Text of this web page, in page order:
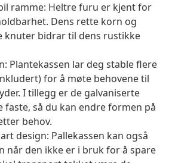
ramme: Heltre furu er kjent for
Dens rette korn og
knuter bidrar til dens rustikke
Plantekassen lar deg stable flere
for å møte behovene til
I tillegg er de galvaniserte
faste, så du kan endre formen på
behov.
design: Pallekassen kan også
når den ikke er i bruk for å spare